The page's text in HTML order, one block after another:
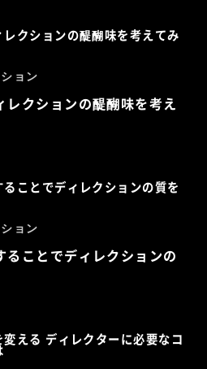
ョン
レクションの醍醐味を考え
ョン
ることでディレクションの